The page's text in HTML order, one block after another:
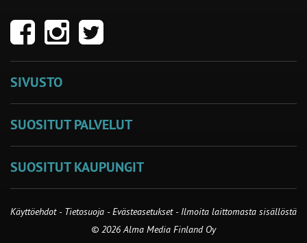
SIVUSTO
SUOSITUT PALVELUT
SUOSITUT KAUPUNGIT
Käyttöehdot - Tietosuoja -Evästeasetukset- Ilmoita laittomasta sisällöstä
© 2026 Alma Media Finland Oy